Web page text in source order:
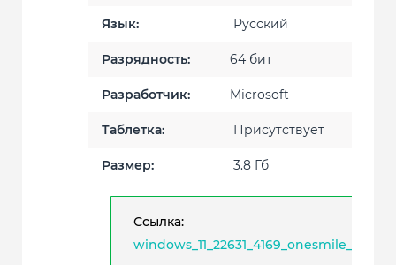
Язык: Русский
Разрядность: 64 бит
Разработчик: Microsoft
Таблетка: Присутствует
Размер: 3.8 Гб
Ссылка: